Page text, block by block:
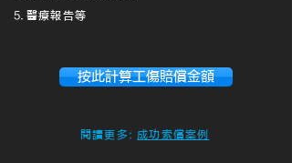
醫療報告等
按此計算工傷賠償金額
閱讀更多: 成功索償案例